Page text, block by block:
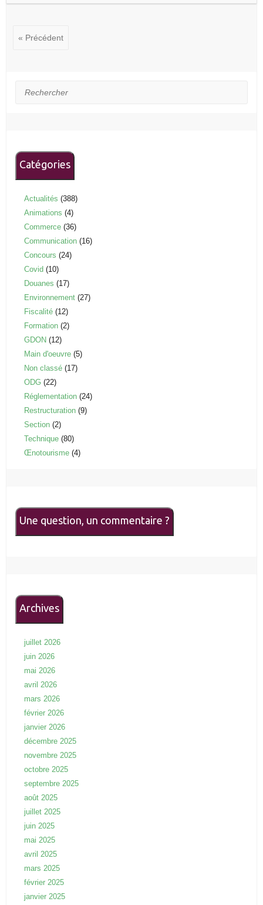
« Précédent
Rechercher
Catégories
Actualités (388)
Animations (4)
Commerce (36)
Communication (16)
Concours (24)
Covid (10)
Douanes (17)
Environnement (27)
Fiscalité (12)
Formation (2)
GDON (12)
Main d'oeuvre (5)
Non classé (17)
ODG (22)
Réglementation (24)
Restructuration (9)
Section (2)
Technique (80)
Œnotourisme (4)
Une question, un commentaire ?
Archives
juillet 2026
juin 2026
mai 2026
avril 2026
mars 2026
février 2026
janvier 2026
décembre 2025
novembre 2025
octobre 2025
septembre 2025
août 2025
juillet 2025
juin 2025
mai 2025
avril 2025
mars 2025
février 2025
janvier 2025